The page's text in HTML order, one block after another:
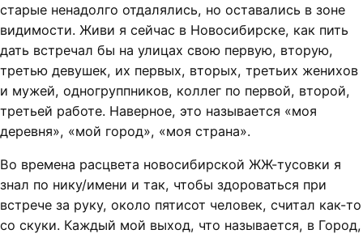
старые ненадолго отдалялись, но оставались в зоне
видимости. Живи я сейчас в Новосибирске, как пить
дать встречал бы на улицах свою первую, вторую,
третью девушек, их первых, вторых, третьих женихов
и мужей, одногруппников, коллег по первой, второй,
третьей работе. Наверное, это называется «моя
деревня», «мой город», «моя страна».
Во времена расцвета новосибирской ЖЖ-тусовки я
знал по нику/имени и так, чтобы здороваться при
встрече за руку, около пятисот человек, считал как-то
со скуки. Каждый мой выход, что называется, в Город,